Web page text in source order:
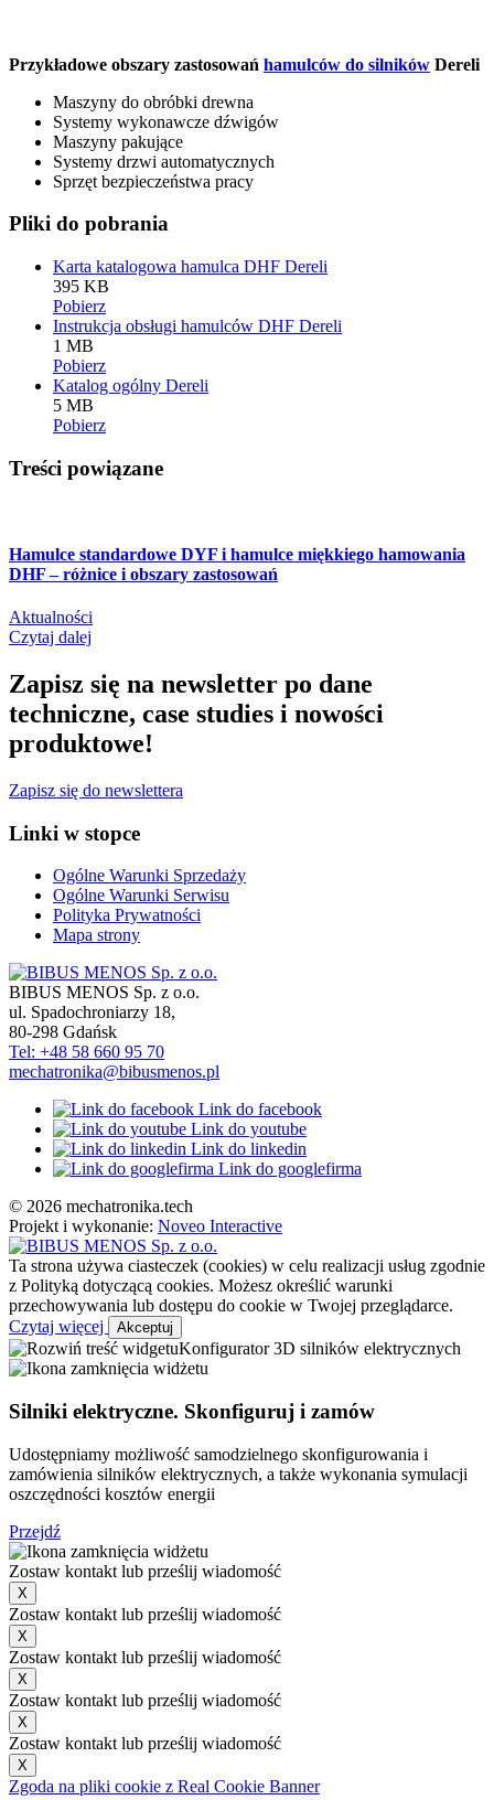
Przykładowe obszary zastosowań hamulców do silników Dereli
Maszyny do obróbki drewna
Systemy wykonawcze dźwigów
Maszyny pakujące
Systemy drzwi automatycznych
Sprzęt bezpieczeństwa pracy
Pliki do pobrania
Karta katalogowa hamulca DHF Dereli
395 KB
Pobierz
Instrukcja obsługi hamulców DHF Dereli
1 MB
Pobierz
Katalog ogólny Dereli
5 MB
Pobierz
Treści powiązane
Hamulce standardowe DYF i hamulce miękkiego hamowania
DHF – różnice i obszary zastosowań
Aktualności
Czytaj dalej
Zapisz się na newsletter po dane
techniczne, case studies i nowości
produktowe!
Zapisz się do newslettera
Linki w stopce
Ogólne Warunki Sprzedaży
Ogólne Warunki Serwisu
Polityka Prywatności
Mapa strony
BIBUS MENOS Sp. z o.o.
ul. Spadochroniarzy 18,
80-298 Gdańsk
Tel: +48 58 660 95 70
mechatronika@bibusmenos.pl
Link do facebook
Link do youtube
Link do linkedin
Link do googlefirma
© 2026 mechatronika.tech
Projekt i wykonanie: Noveo Interactive
Ta strona używa ciasteczek (cookies) w celu realizacji usług zgodnie
z Polityką dotyczącą cookies. Możesz określić warunki
przechowywania lub dostępu do cookie w Twojej przeglądarce.
Czytaj więcej
Akceptuj
Konfigurator 3D silników elektrycznych
Silniki elektryczne. Skonfiguruj i zamów
Udostępniamy możliwość samodzielnego skonfigurowania i
zamówienia silników elektrycznych, a także wykonania symulacji
oszczędności kosztów energii
Przejdź
Zostaw kontakt lub prześlij wiadomość
X
Zostaw kontakt lub prześlij wiadomość
X
Zostaw kontakt lub prześlij wiadomość
X
Zostaw kontakt lub prześlij wiadomość
X
Zostaw kontakt lub prześlij wiadomość
X
Zgoda na pliki cookie z Real Cookie Banner